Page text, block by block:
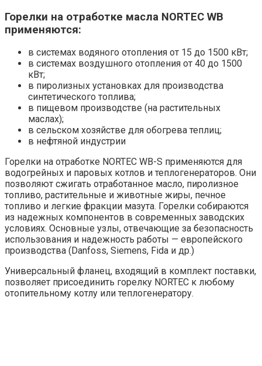
Горелки на отработке масла NORTEC WB
применяются:
в системах водяного отопления от 15 до 1500 кВт;
в системах воздушного отопления от 40 до 1500
кВт;
в пиролизных установках для производства
синтетического топлива;
в пищевом производстве (на растительных
маслах);
в сельском хозяйстве для обогрева теплиц;
в нефтяной индустрии
Горелки на отработке NORTEC WB-S применяются для
водогрейных и паровых котлов и теплогенераторов. Они
позволяют сжигать отработанное масло, пиролизное
топливо, растительные и животные жиры, печное
топливо и легкие фракции мазута. Горелки собираются
из надежных компонентов в современных заводских
условиях. Основные узлы, отвечающие за безопасность
использования и надежность работы — европейского
производства (Danfoss, Siemens, Fida и др.)
Универсальный фланец, входящий в комплект поставки,
позволяет присоединить горелку NORTEC к любому
отопительному котлу или теплогенератору.